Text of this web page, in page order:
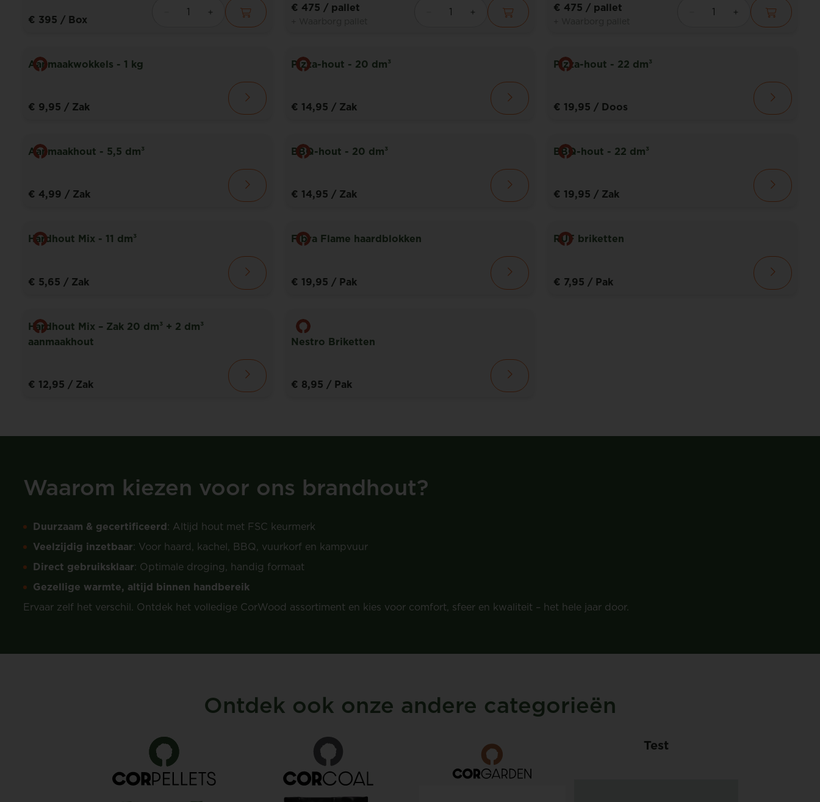
€ 395 / Box
€ 475 / pallet € 475 / pallet
Aanmaakwokkels - 1 kg
€ 9,95 / Zak
Pizza-hout - 20 dm³
€ 14,95 / Zak
Pizza-hout - 22 dm³
€ 19,95 / Doos
Aanmaakhout - 5,5 dm³
€ 4,99 / Zak
BBQ-hout - 20 dm³
€ 14,95 / Zak
BBQ-hout - 22 dm³
€ 19,95 / Zak
Hardhout Mix - 11 dm³
€ 5,65 / Zak
Fibra Flame haardblokken
€ 19,95 / Pak
RUF briketten
€ 7,95 / Pak
Hardhout Mix – Zak 20 dm³ + 2 dm³
aanmaakhout
€ 12,95 / Zak
Nestro Briketten
€ 8,95 / Pak
Waarom kiezen voor ons brandhout?
Duurzaam & gecertificeerd: Altijd hout met FSC keurmerk
Veelzijdig inzetbaar: Voor haard, kachel, BBQ, vuurkorf en kampvuur
Direct gebruiksklaar: Optimale droging, handig formaat
Gezellige warmte, altijd binnen handbereik
Ervaar zelf het verschil. Ontdek het volledige CorWood assortiment en kies voor comfort, sfeer en kwaliteit – het hele jaar door.
Ontdek ook onze andere categorieën
Test